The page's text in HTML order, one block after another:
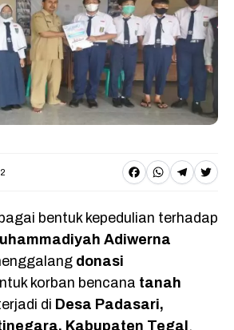
F
c
b
o
W
a
s
A
T
l
g
T
it
bentuk kepedulian terhadap
Adiwerna
donasi
korban bencana tanah
di Desa Padasari,
Kabupaten Tegal .